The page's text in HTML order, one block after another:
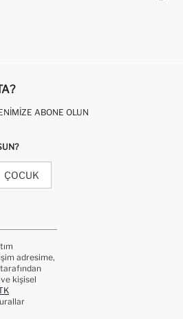
ABONE OLUN
ÇOCUK
adresime,
tarafından
kişisel